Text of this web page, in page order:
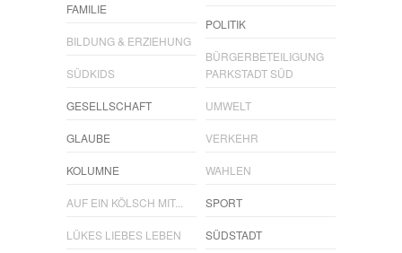
FAMILIE
BILDUNG & ERZIEHUNG
SÜDKIDS
GESELLSCHAFT
GLAUBE
KOLUMNE
AUF EIN KÖLSCH MIT...
LÜKES LIEBES LEBEN
POLITIK
BÜRGERBETEILIGUNG
PARKSTADT SÜD
UMWELT
VERKEHR
WAHLEN
SPORT
SÜDSTADT